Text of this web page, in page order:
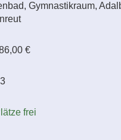
Gymnastikraum,
€
frei